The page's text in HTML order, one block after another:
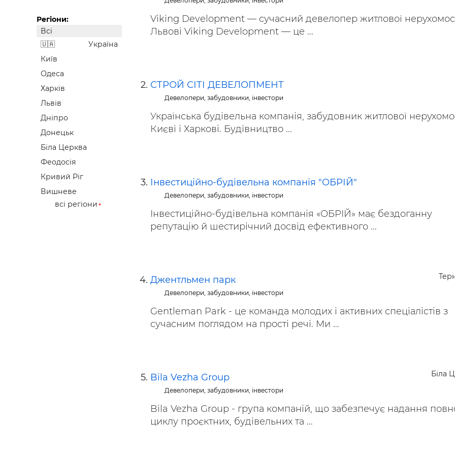
Резюме
Регіони:
Всі
Україна
Київ
Одеса
Харків
Львів
Дніпро
Донецьк
Біла Церква
Феодосія
Кривий Ріг
Вишневе
всі регіони
Viking Development — сучасний девелопер житлової
Львові Viking Development — це ...
СТРОЙ СІТІ ДЕВЕЛОПМЕНТ
Девелопери, забудовники, інвестори
Українська будівельна компанія, забудовник житлової
Києві і Харкові. Будівництво ...
Інвестиційно-будівельна компанія "ОБРІЙ"
Девелопери, забудовники, інвестори
Інвестиційно-будівельна компанія «ОБРІЙ» має бездоганну
репутацію й шестирічний досвід ефективного ...
Джентльмен парк
Девелопери, забудовники, інвестори
Gentleman Park - це команда молодих і активних спеціалістів з
сучасним поглядом на прості речі. Ми ...
Біла
Bila Vezha Group
Девелопери, забудовники, інвестори
Bila Vezha Group - група компаній, що забезпечує надання
циклу проєктних, будівельних та ...